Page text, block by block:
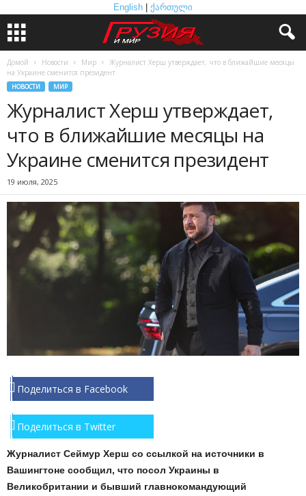
English ქართული
Домой Новости Мир
Журналист Херш утверждает, что в ближайшие месяцы
на Украине сменится президент
НОВОСТИ МИР
Журналист Херш утверждает,
что в ближайшие месяцы на
Украине сменится президент
19 июля, 2025
Поделиться в Facebook
Поделиться в Twitter
Журналист Сеймур Херш со ссылкой на источники в
Вашингтоне сообщил, что посол Украины в
Великобритании и бывший главнокомандующий